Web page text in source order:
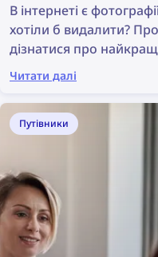
В інтернеті є
хотіли б видалити?
дізнатися про
видалення своїх
Читати далі
Путівники